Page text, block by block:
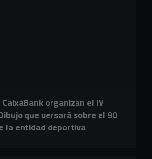
organizan el IV
que versará sobre el 90
la entidad deportiva